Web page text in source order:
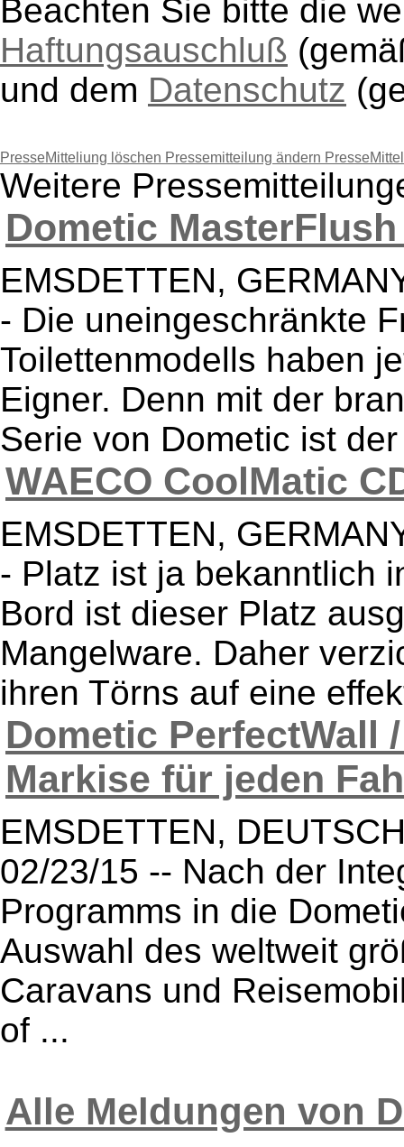
Beachten Sie bitte die
Haftungsauschluß
und dem Datenschutz
PresseMitteliung löschen Pressemitteilung ändern
Weitere
Dometic MasterFlush
EMSDETTEN,
- Die uneingeschränkte
Toilettenmodells haben
Eigner. Denn mit der
Serie von Dometic ist
WAECO CoolMatic
EMSDETTEN,
- Platz ist ja bekanntlich
Bord ist dieser Platz
Mangelware. Daher
ihren Törns auf eine
Dometic PerfectWall
Markise für jeden
EMSDETTEN,
02/23/15 -- Nach der
Programms in die
Auswahl des weltweit
Caravans und
of ...
Alle Meldungen von